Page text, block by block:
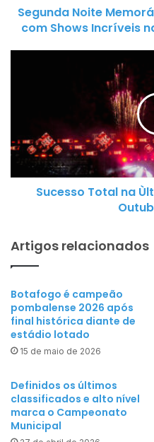
Shows
Incríveis
na
Segunda Noite
com Shows Incríveis
da
Festa
de
OutubroSucesso Total na
Artigos relacionados
Botafogo é campeão
pombalense 2026 após
final histórica diante de
estádio lotado
15 de maio de 2026
Definidos os últimos
classificados e alto nível
marca o Campeonato
Municipal